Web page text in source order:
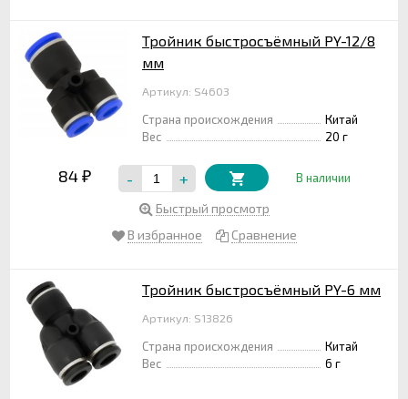
Тройник быстросъёмный PY-12/8
мм
Артикул: S4603
Страна происхождения
Китай
Вес
20 г
84 ₽ - + В наличии
Быстрый просмотр
В избранное
Сравнение
Тройник быстросъёмный PY-6 мм
Артикул: S13826
Страна происхождения
Китай
Вес
6 г